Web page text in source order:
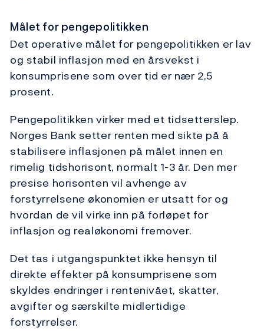
Målet for pengepolitikken
Det operative målet for pengepolitikken er lav
og stabil inflasjon med en årsvekst i
konsumprisene som over tid er nær 2,5
prosent.
Pengepolitikken virker med et tidsetterslep.
Norges Bank setter renten med sikte på å
stabilisere inflasjonen på målet innen en
rimelig tidshorisont, normalt 1-3 år. Den mer
presise horisonten vil avhenge av
forstyrrelsene økonomien er utsatt for og
hvordan de vil virke inn på forløpet for
inflasjon og realøkonomi fremover.
Det tas i utgangspunktet ikke hensyn til
direkte effekter på konsumprisene som
skyldes endringer i rentenivået, skatter,
avgifter og særskilte midlertidige
forstyrrelser.